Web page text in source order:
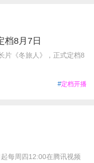
档8月7日
片《冬旅人》，正式定档8
#定档开播
每周四12:00在腾讯视频